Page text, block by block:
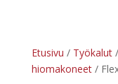
Etusivu / Työkalut/
hiomakoneet/